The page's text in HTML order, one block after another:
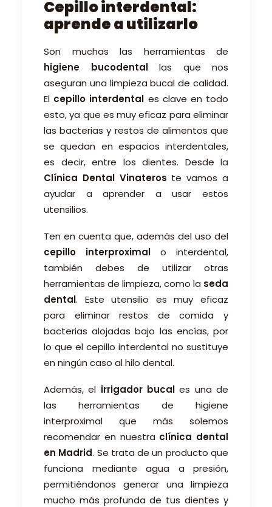
Cepillo interdental:
aprende a utilizarlo
Son muchas las herramientas de
higiene bucodentallas que nos
aseguran una limpieza bucal de calidad.
El cepillo interdental es clave en todo
esto, ya que es muy eficaz para eliminar
las bacterias y restos de alimentos que
se quedan en espacios interdentales,
es decir, entre los dientes. Desde la
Clínica Dental Vinateros te vamos a
ayudar a aprender a usar estos
utensilios.
Ten en cuenta que, además del uso del
cepillo interproximal o interdental,
también debes de utilizar otras
herramientas de limpieza, como la seda
dental. Este utensilio es muy eficaz
para eliminar restos de comida y
bacterias alojadas bajo las encías, por
lo que el cepillo interdental no sustituye
en ningún caso al hilo dental.
Además, el irrigador bucal es una de
las herramientas de higiene
interproximal que más solemos
recomendar en nuestra clínica dental
en Madrid. Se trata de un producto que
funciona mediante agua a presión,
permitiéndonos generar una limpieza
mucho más profunda de tus dientes y